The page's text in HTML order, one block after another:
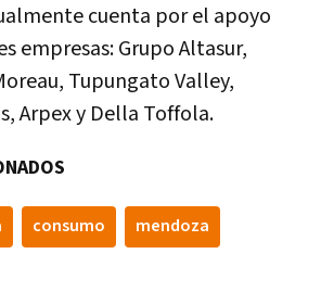
cuenta por el apoyo
empresas: Grupo Altasur,
Tupungato Valley,
Arpex y Della Toffola.
consumo mendoza